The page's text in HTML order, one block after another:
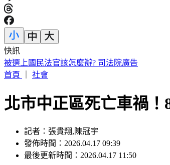
快訊
高雄金獅湖驚悚掛男屍！「衣著整齊」身分曝
首頁
社會
北市中正區死亡車禍
記者：張貴翔,陳冠宇
發佈時間：2026.04.17 09:39
最後更新時間：2026.04.17 11:50